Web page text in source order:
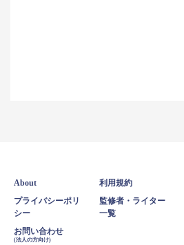
About 利用規約
プライバシーポリ
シー
監修者・ライター
一覧
お問い合わせ
(法人の方向け)